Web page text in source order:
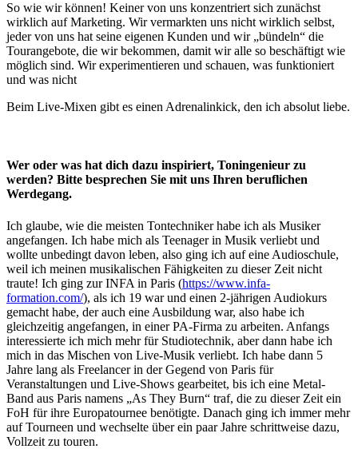
So wie wir können! Keiner von uns konzentriert sich zunächst
wirklich auf Marketing. Wir vermarkten uns nicht wirklich selbst,
jeder von uns hat seine eigenen Kunden und wir „bündeln“ die
Tourangebote, die wir bekommen, damit wir alle so beschäftigt wie
möglich sind. Wir experimentieren und schauen, was funktioniert
und was nicht
Beim Live-Mixen gibt es einen Adrenalinkick, den ich absolut liebe.
Wer oder was hat dich dazu inspiriert, Toningenieur zu
werden? Bitte besprechen Sie mit uns Ihren beruflichen
Werdegang.
Ich glaube, wie die meisten Tontechniker habe ich als Musiker
angefangen. Ich habe mich als Teenager in Musik verliebt und
wollte unbedingt davon leben, also ging ich auf eine Audioschule,
weil ich meinen musikalischen Fähigkeiten zu dieser Zeit nicht
traute! Ich ging zur INFA in Paris (https://www.infa-
formation.com/), als ich 19 war und einen 2-jährigen Audiokurs
gemacht habe, der auch eine Ausbildung war, also habe ich
gleichzeitig angefangen, in einer PA-Firma zu arbeiten. Anfangs
interessierte ich mich mehr für Studiotechnik, aber dann habe ich
mich in das Mischen von Live-Musik verliebt. Ich habe dann 5
Jahre lang als Freelancer in der Gegend von Paris für
Veranstaltungen und Live-Shows gearbeitet, bis ich eine Metal-
Band aus Paris namens „As They Burn“ traf, die zu dieser Zeit ein
FoH für ihre Europatournee benötigte. Danach ging ich immer mehr
auf Tourneen und wechselte über ein paar Jahre schrittweise dazu,
Vollzeit zu touren.